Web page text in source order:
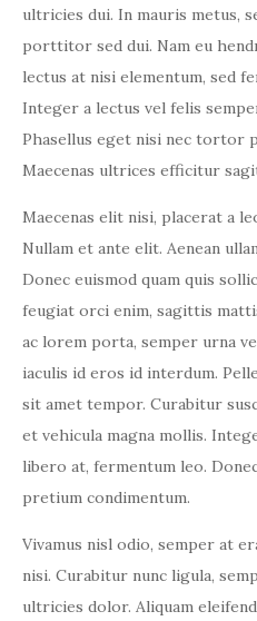
ultricies dui. In mauris metus,
porttitor sed dui. Nam eu
lectus at nisi elementum, sed
Integer a lectus vel felis
Phasellus eget nisi nec tortor
Maecenas ultrices efficitur
Maecenas elit nisi, placerat a
Nullam et ante elit. Aenean
Donec euismod quam quis
feugiat orci enim, sagittis
ac lorem porta, semper urna
iaculis id eros id interdum.
sit amet tempor. Curabitur
et vehicula magna mollis.
libero at, fermentum leo.
pretium condimentum.
Vivamus nisl odio, semper at
nisi. Curabitur nunc ligula,
ultricies dolor. Aliquam